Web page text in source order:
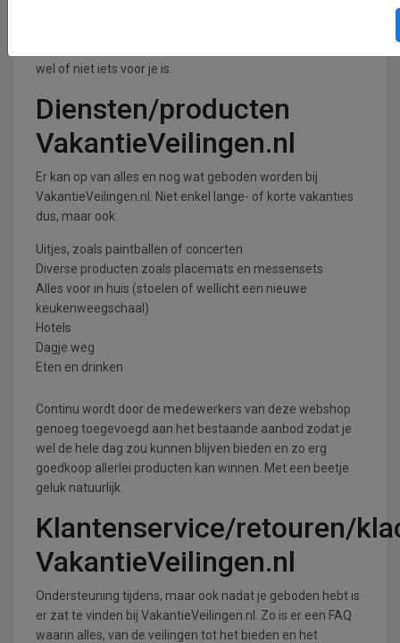
wel of niet iets voor je is.
Diensten/producten
VakantieVeilingen.nl
Er kan op van alles en nog wat geboden worden bij
VakantieVeilingen.nl. Niet enkel lange- of korte vakanties
dus, maar ook:
Uitjes, zoals paintballen of concerten
Diverse producten zoals placemats en messensets
Alles voor in huis (stoelen of wellicht een nieuwe
keukenweegschaal)
Hotels
Dagje weg
Eten en drinken
Continu wordt door de medewerkers van deze webshop
genoeg toegevoegd aan het bestaande aanbod zodat je
wel de hele dag zou kunnen blijven bieden en zo erg
goedkoop allerlei producten kan winnen. Met een beetje
geluk natuurlijk.
Klantenservice/retouren/
VakantieVeilingen.nl
Ondersteuning tijdens, maar ook nadat je geboden hebt is
er zat te vinden bij VakantieVeilingen.nl. Zo is er een FAQ
waarin alles, van de veilingen tot het bieden en het